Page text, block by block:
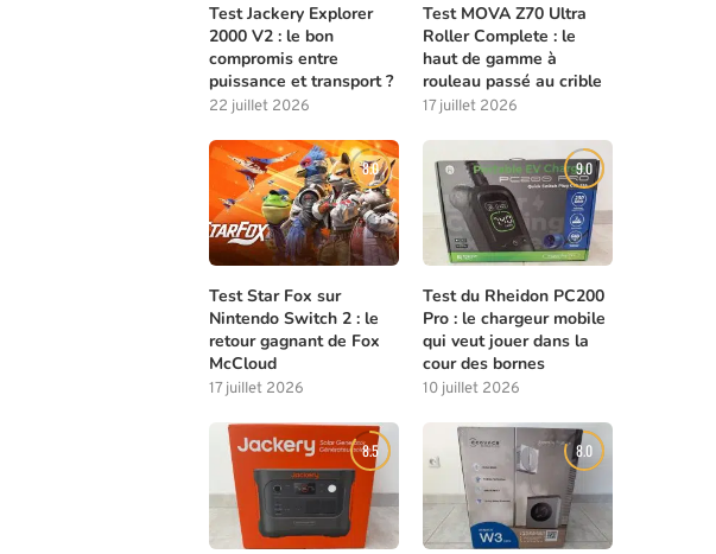
Test Jackery Explorer
2000 V2 : le bon
compromis entre
puissance et transport ?
22 juillet 2026
Test MOVA Z70 Ultra
Roller Complete : le
haut de gamme à
rouleau passé au crible
17 juillet 2026
8.0
Test Star Fox sur
Nintendo Switch 2 : le
retour gagnant de Fox
McCloud
17 juillet 2026
9.0
Test du Rheidon PC200
Pro : le chargeur mobile
qui veut jouer dans la
cour des bornes
10 juillet 2026
8.5 8.0